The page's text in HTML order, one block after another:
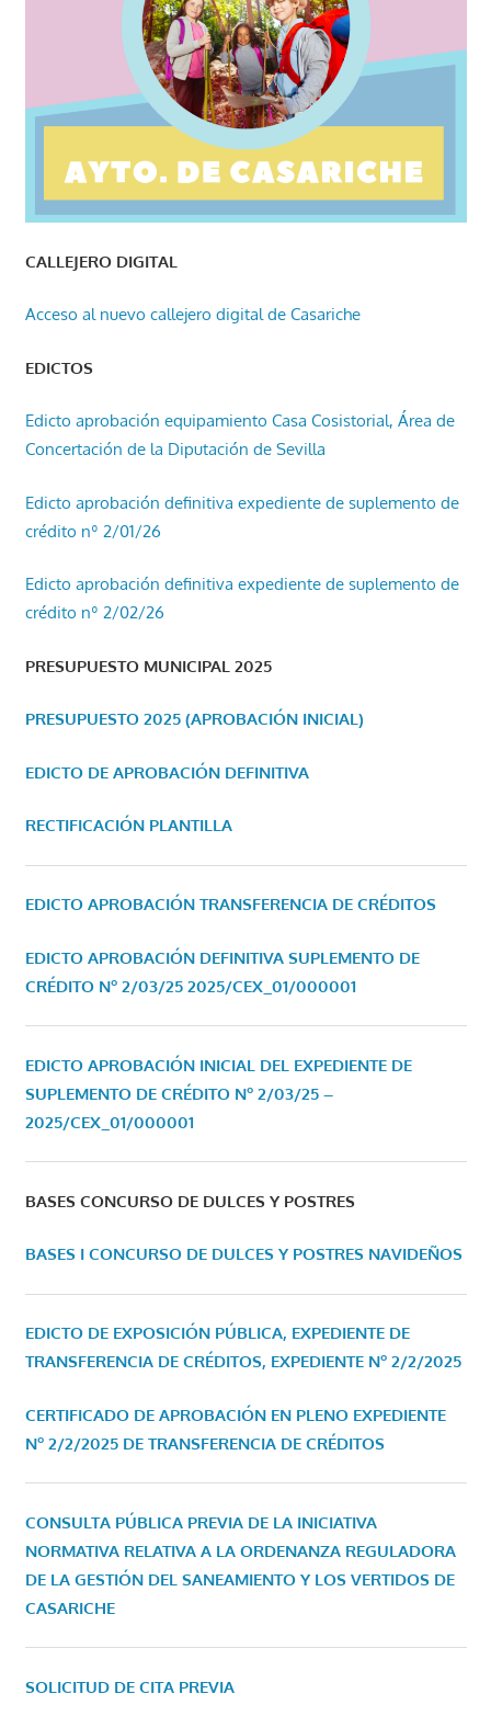
CALLEJERO DIGITAL
Acceso al nuevo callejero digital de Casariche
EDICTOS
Edicto aprobación equipamiento Casa Cosistorial, Área de
Concertación de la Diputación de Sevilla
Edicto aprobación definitiva expediente de suplemento de
crédito nº 2/01/26
Edicto aprobación definitiva expediente de suplemento de
crédito nº 2/02/26
PRESUPUESTO MUNICIPAL 2025
PRESUPUESTO 2025 (APROBACIÓN INICIAL)
EDICTO DE APROBACIÓN DEFINITIVA
RECTIFICACIÓN PLANTILLA
EDICTO APROBACIÓN TRANSFERENCIA DE CRÉDITOS
EDICTO APROBACIÓN DEFINITIVA SUPLEMENTO DE
CRÉDITO Nº 2/03/25 2025/CEX_01/000001
EDICTO APROBACIÓN INICIAL DEL EXPEDIENTE DE
SUPLEMENTO DE CRÉDITO Nº 2/03/25 –
2025/CEX_01/000001
BASES CONCURSO DE DULCES Y POSTRES
BASES I CONCURSO DE DULCES Y POSTRES NAVIDEÑOS
EDICTO DE EXPOSICIÓN PÚBLICA, EXPEDIENTE DE
TRANSFERENCIA DE CRÉDITOS, EXPEDIENTE Nº 2/2/2025
CERTIFICADO DE APROBACIÓN EN PLENO EXPEDIENTE
Nº 2/2/2025 DE TRANSFERENCIA DE CRÉDITOS
CONSULTA PÚBLICA PREVIA DE LA INICIATIVA
NORMATIVA RELATIVA A LA ORDENANZA REGULADORA
DE LA GESTIÓN DEL SANEAMIENTO Y LOS VERTIDOS DE
CASARICHE
SOLICITUD DE CITA PREVIA